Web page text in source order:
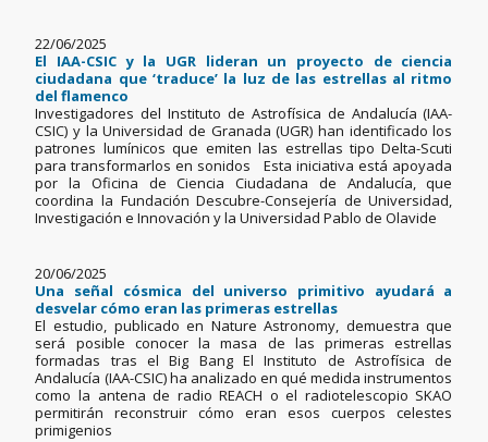
22/06/2025
El IAA-CSIC y la UGR lideran un proyecto de ciencia
ciudadana que ‘traduce’ la luz de las estrellas al ritmo
del flamenco
Investigadores del Instituto de Astrofísica de Andalucía (IAA-
CSIC) y la Universidad de Granada (UGR) han identificado los
patrones lumínicos que emiten las estrellas tipo Delta-Scuti
para transformarlos en sonidos Esta iniciativa está apoyada
por la Oficina de Ciencia Ciudadana de Andalucía, que
coordina la Fundación Descubre-Consejería de Universidad,
Investigación e Innovación y la Universidad Pablo de Olavide
20/06/2025
Una señal cósmica del universo primitivo ayudará a
desvelar cómo eran las primeras estrellas
El estudio, publicado en Nature Astronomy, demuestra que
será posible conocer la masa de las primeras estrellas
formadas tras el Big Bang El Instituto de Astrofísica de
Andalucía (IAA-CSIC) ha analizado en qué medida instrumentos
como la antena de radio REACH o el radiotelescopio SKAO
permitirán reconstruir cómo eran esos cuerpos celestes
primigenios